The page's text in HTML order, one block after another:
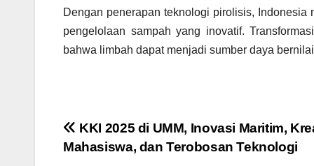
Dengan penerapan teknologi pirolisis,
pengelolaan sampah yang inovatif.
bahwa limbah dapat menjadi sumber daya
Navigasi
KKI 2025 di UMM, Inovasi Maritim,
Mahasiswa, dan Terobosan Teknologi